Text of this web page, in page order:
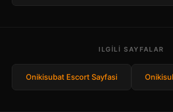
ILGILI SAYFALAR
Onikisubat Escort Sayfasi